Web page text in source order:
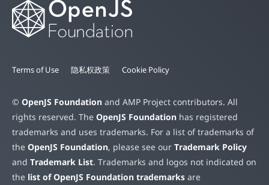
Terms of Use 隐私权政策 Cookie Policy
© OpenJS Foundation and AMP Project contributors. All
rights reserved. The OpenJS Foundation has registered
trademarks and uses trademarks. For a list of trademarks of
the OpenJS Foundation, please see our Trademark Policy
and Trademark List. Trademarks and logos not indicated on
the list of OpenJS Foundation trademarks are